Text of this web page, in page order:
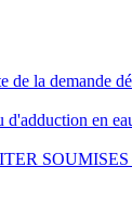
de la demande
d'adduction en